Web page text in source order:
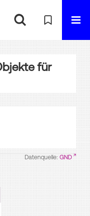
für
Datenquelle: GND